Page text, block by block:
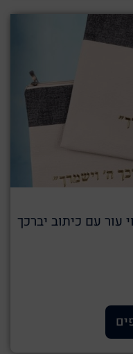
עור עם כיתוב יברכך